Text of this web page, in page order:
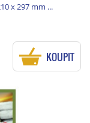
x 297 mm ...
KOUPIT